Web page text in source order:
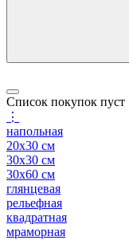
Список покупок пуст
⋮
напольная
20x30 см
30x30 см
30x60 см
глянцевая
рельефная
квадратная
мраморная